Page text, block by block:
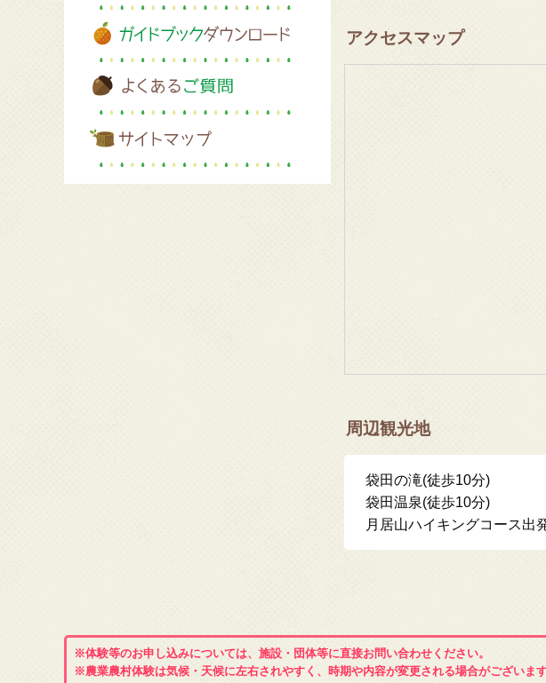
アクセスマップ
周辺観光地
袋田の滝(徒歩10分)
袋田温泉(徒歩10分)
月居山ハイキングコース出
※体験等のお申し込みについては、施設・団体等に直接お問い合わせください。
※農業農村体験は気候・天候に左右されやすく、時期や内容が変更される場合がございま